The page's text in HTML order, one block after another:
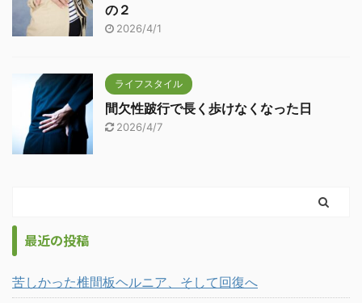
の２
2026/4/1
ライフスタイル
間欠性跛行で長く歩けなくなった日
2026/4/7
最近の投稿
苦しかった椎間板ヘルニア、そして回復へ